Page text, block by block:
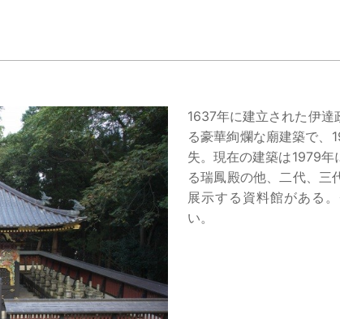
1637年に建立された伊達
る豪華絢爛な廟建築で、
失。現在の建築は1979
る瑞鳳殿の他、二代、三
展示する資料館がある
い。